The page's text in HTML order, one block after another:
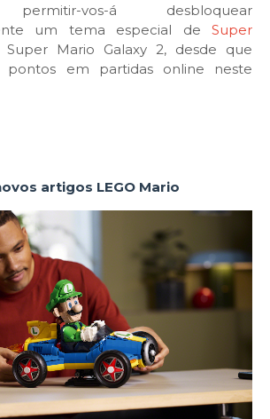
vos-á desbloquear
um tema especial de Super
Super Mario Galaxy 2, desde que
pontos em partidas online neste
artigos LEGO Mario